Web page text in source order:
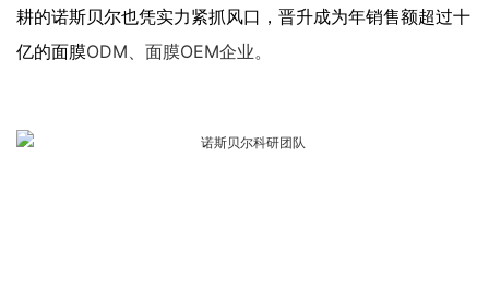
耕的诺斯贝尔也凭实力紧抓风口，晋升成为年销售额超过十
亿的面膜ODM、面膜OEM企业。